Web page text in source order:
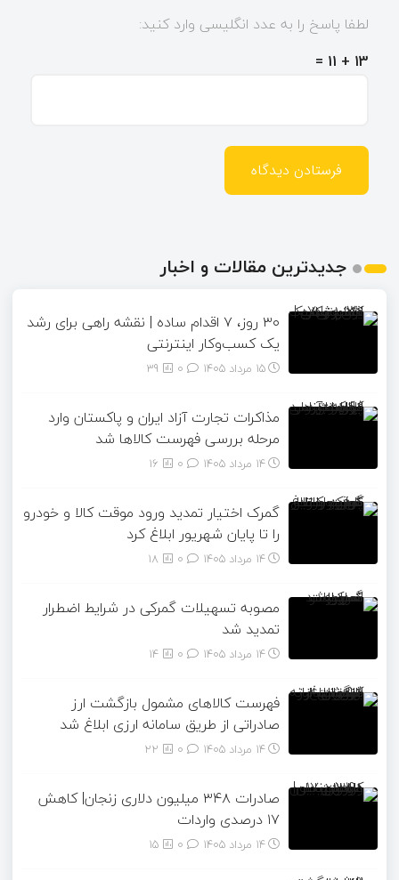
لطفا پاسخ را به عدد انگلیسی وارد کنید:
13 + 11 =
جدیدترین مقالات و اخبار
۳۰ روز، ۷ اقدام ساده | نقشه راهی برای رشد
یک کسب‌وکار اینترنتی
15 مرداد 1405 39
مذاکرات تجارت آزاد ایران و پاکستان وارد
مرحله بررسی فهرست کالاها شد
14 مرداد 1405 16
گمرک اختیار تمدید ورود موقت کالا و خودرو
را تا پایان شهریور ابلاغ کرد
14 مرداد 1405 18
مصوبه تسهیلات گمرکی در شرایط اضطرار
تمدید شد
14 مرداد 1405 14
فهرست کالاهای مشمول بازگشت ارز
صادراتی از طریق سامانه ارزی ابلاغ شد
14 مرداد 1405 22
صادرات ۳۴۸ میلیون دلاری زنجان| ‌کاهش
۱۷ درصدی واردات
14 مرداد 1405 15